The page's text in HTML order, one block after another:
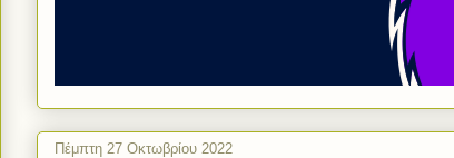
Πέμπτη 27 Οκτωβρίου 2022